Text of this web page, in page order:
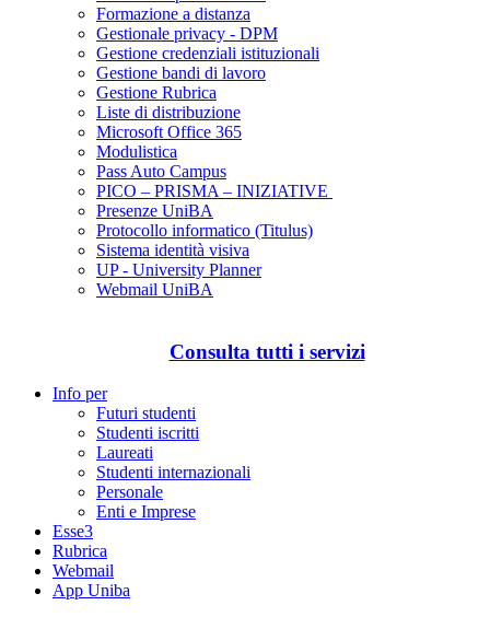
Formazione a distanza
Gestionale privacy - DPM
Gestione credenziali istituzionali
Gestione bandi di lavoro
Gestione Rubrica
Liste di distribuzione
Microsoft Office 365
Modulistica
Pass Auto Campus
PICO – PRISMA – INIZIATIVE
Presenze UniBA
Protocollo informatico (Titulus)
Sistema identità visiva
UP - University Planner
Webmail UniBA
Consulta tutti i servizi
Info per
Futuri studenti
Studenti iscritti
Laureati
Studenti internazionali
Personale
Enti e Imprese
Esse3
Rubrica
Webmail
App Uniba